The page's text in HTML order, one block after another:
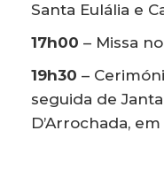
Santa Eulália e
17h00 – Missa
19h30 –
seguida de
D’Arrochada,